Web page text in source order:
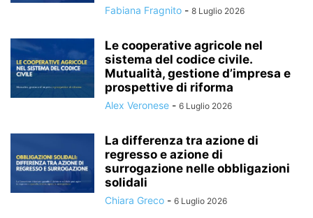
Fabiana Fragnito - 8 Luglio 2026
Le cooperative agricole nel
sistema del codice civile.
Mutualità, gestione d’impresa e
prospettive di riforma
Alex Veronese - 6 Luglio 2026
La differenza tra azione di
regresso e azione di
surrogazione nelle obbligazioni
solidali
Chiara Greco - 6 Luglio 2026